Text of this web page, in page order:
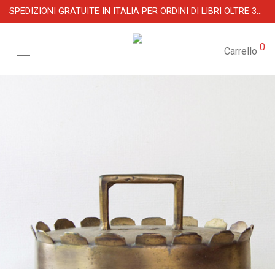
SPEDIZIONI GRATUITE IN ITALIA PER ORDINI DI LIBRI OLTRE 39 €
Carrello 0